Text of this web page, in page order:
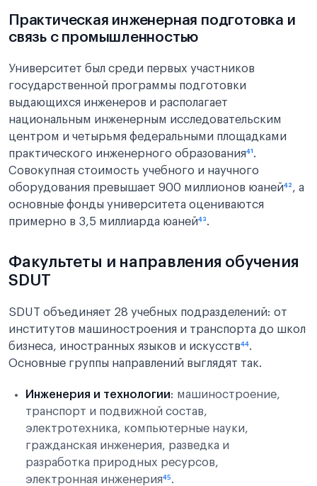
Практическая инженерная подготовка и
связь с промышленностью
Университет был среди первых участников
государственной программы подготовки
выдающихся инженеров и располагает
национальным инженерным исследовательским
центром и четырьмя федеральными площадками
практического инженерного образования⁴¹.
Совокупная стоимость учебного и научного
оборудования превышает 900 миллионов юаней⁴², а
основные фонды университета оцениваются
примерно в 3,5 миллиарда юаней⁴³.
Факультеты и направления обучения
SDUT
SDUT объединяет 28 учебных подразделений: от
институтов машиностроения и транспорта до школ
бизнеса, иностранных языков и искусств⁴⁴.
Основные группы направлений выглядят так.
Инженерия и технологии: машиностроение,
транспорт и подвижной состав,
электротехника, компьютерные науки,
гражданская инженерия, разведка и
разработка природных ресурсов,
электронная инженерия⁴⁵.